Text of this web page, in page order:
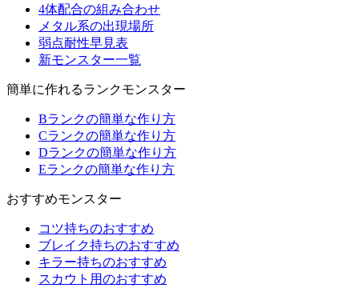
4体配合の組み合わせ
メタル系の出現場所
弱点耐性早見表
新モンスター一覧
簡単に作れるランクモンスター
Bランクの簡単な作り方
Cランクの簡単な作り方
Dランクの簡単な作り方
Eランクの簡単な作り方
おすすめモンスター
コツ持ちのおすすめ
ブレイク持ちのおすすめ
キラー持ちのおすすめ
スカウト用のおすすめ